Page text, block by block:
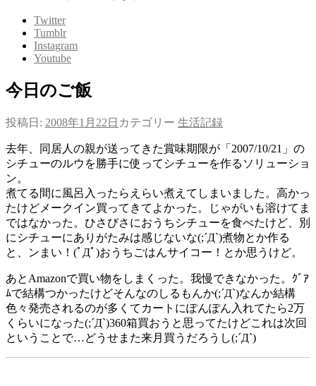
Twitter
Tumblr
Instagram
Youtube
今日のご飯
投稿日: 2008年1月22日 カテゴリー 生活記録
去年、同居人の親が送ってきた賞味期限が「2007/10/21」の
シチューのルウを勝手に使ってシチューを作るソリューショ
ン。
煮てる間に風呂入ったらえらい煮えてしまいました。高かっ
たけどメークイン買ってきてよかった。じゃがいも溶けてま
ではなかった。ひさびさにおうちシチューを食べたけど、別
にシチューにありがたみは感じないな(;´Д`)煮物とか作る
と、ンまい！(ﾟДﾟ)おうちごはんサイコー！とか思うけど。
あとAmazonで買い物をしまくった。我慢できなかった。ｸﾞｱ
ﾑで結構つかったけどそんなのしるもんか(;´Д`)なんか結構
色々発売されるのが多くてカートにぽんぽん入れてたら2万
くらいになった(;´Д`)360箱買おうと思ってたけどこれは次回
ということで…どうせまた来月買うだろうし(;´Д`)